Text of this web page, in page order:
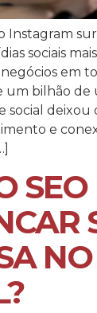
Instagram
sociais
negócios em
um bilhão de
social deixou
e
NO